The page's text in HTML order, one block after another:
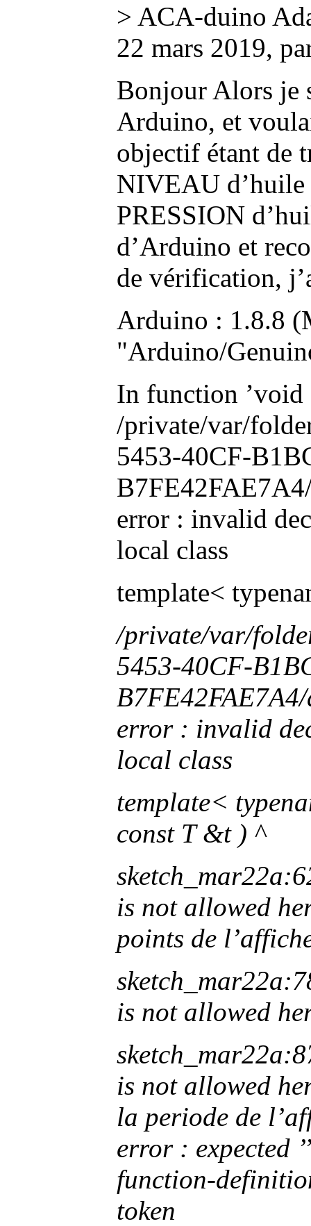
> ACA-duino
22 mars 2019,
Bonjour Alors je
Arduino, et
objectif étant de
NIVEAU d’huile
PRESSION
d’Arduino et
de vérification,
Arduino : 1.8.8
"Arduino/
In function ’void
/private/var/
5453-40CF-
error : invalid
local class
template<
/private/var/
5453-40CF-
error : invalid
local class
template<
const T &t ) ^
is not allowed
points de
is not allowed
is not allowed
la periode de
error : expected ’
function-
token